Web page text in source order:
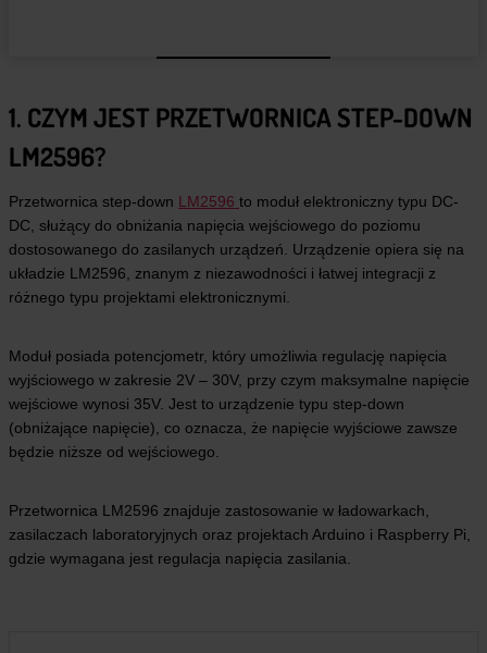
1. CZYM JEST PRZETWORNICA STEP-DOWN
LM2596?
Przetwornica step-down LM2596 to moduł elektroniczny typu DC-
DC, służący do obniżania napięcia wejściowego do poziomu
dostosowanego do zasilanych urządzeń. Urządzenie opiera się na
układzie LM2596, znanym z niezawodności i łatwej integracji z
różnego typu projektami elektronicznymi.
Moduł posiada potencjometr, który umożliwia regulację napięcia
wyjściowego w zakresie 2V – 30V, przy czym maksymalne napięcie
wejściowe wynosi 35V. Jest to urządzenie typu step-down
(obniżające napięcie), co oznacza, że napięcie wyjściowe zawsze
będzie niższe od wejściowego.
Przetwornica LM2596 znajduje zastosowanie w ładowarkach,
zasilaczach laboratoryjnych oraz projektach Arduino i Raspberry Pi,
gdzie wymagana jest regulacja napięcia zasilania.